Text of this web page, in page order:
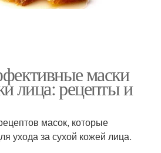
маски
лица: рецепты и
масок, которые
ухода за сухой кожей лица.